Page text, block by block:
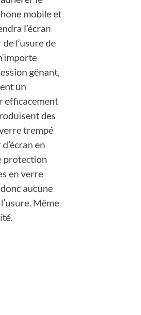
mobile et
l’écran
l’usure de
gênant,
un
efficacement
des
trempé
en
protection
en verre
aucune
Même